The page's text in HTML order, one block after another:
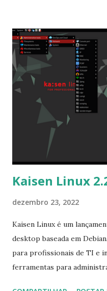
fazendo um doação via Pix.
Kaisen Linux
dezembro 23, 2022
Kaisen Linux é um
desktop baseada em
para profissionais de TI e
ferramentas para